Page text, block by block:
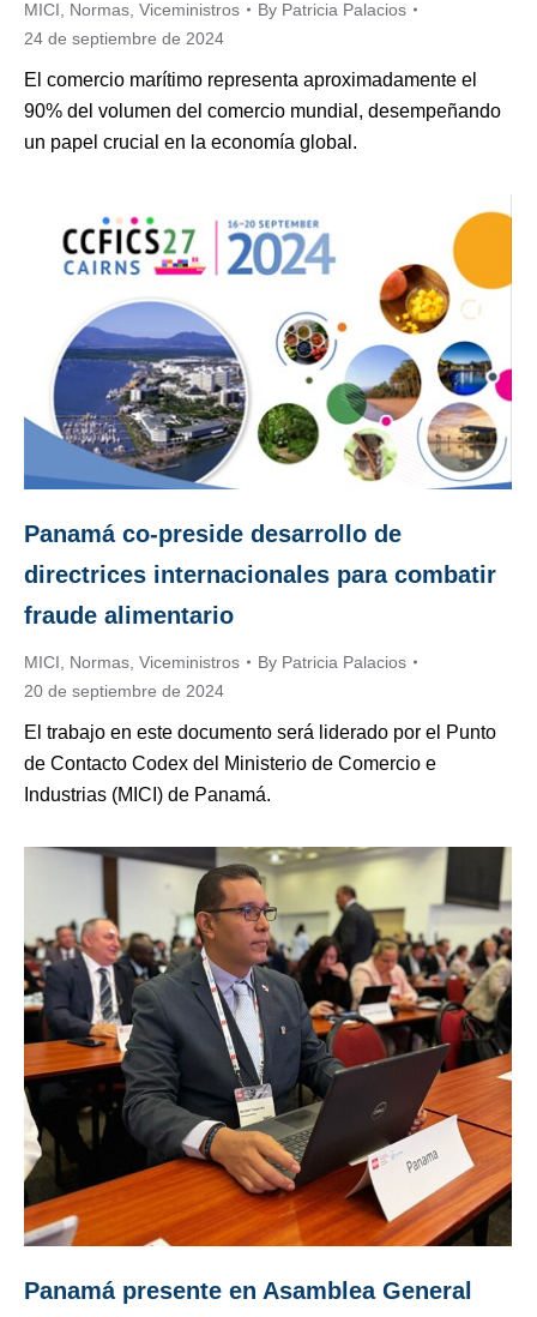
MICI Normas Viceministros By Patricia Palacios
24 de septiembre de 2024
El comercio marítimo representa aproximadamente el
90% del volumen del comercio mundial, desempeñando
un papel crucial en la economía global.
Panamá co-preside desarrollo de
directrices internacionales para combatir
fraude alimentario
MICI, Normas, Viceministros By Patricia Palacios
20 de septiembre de 2024
El trabajo en este documento será liderado por el Punto
de Contacto Codex del Ministerio de Comercio e
Industrias (MICI) de Panamá.
Panamá presente en Asamblea General